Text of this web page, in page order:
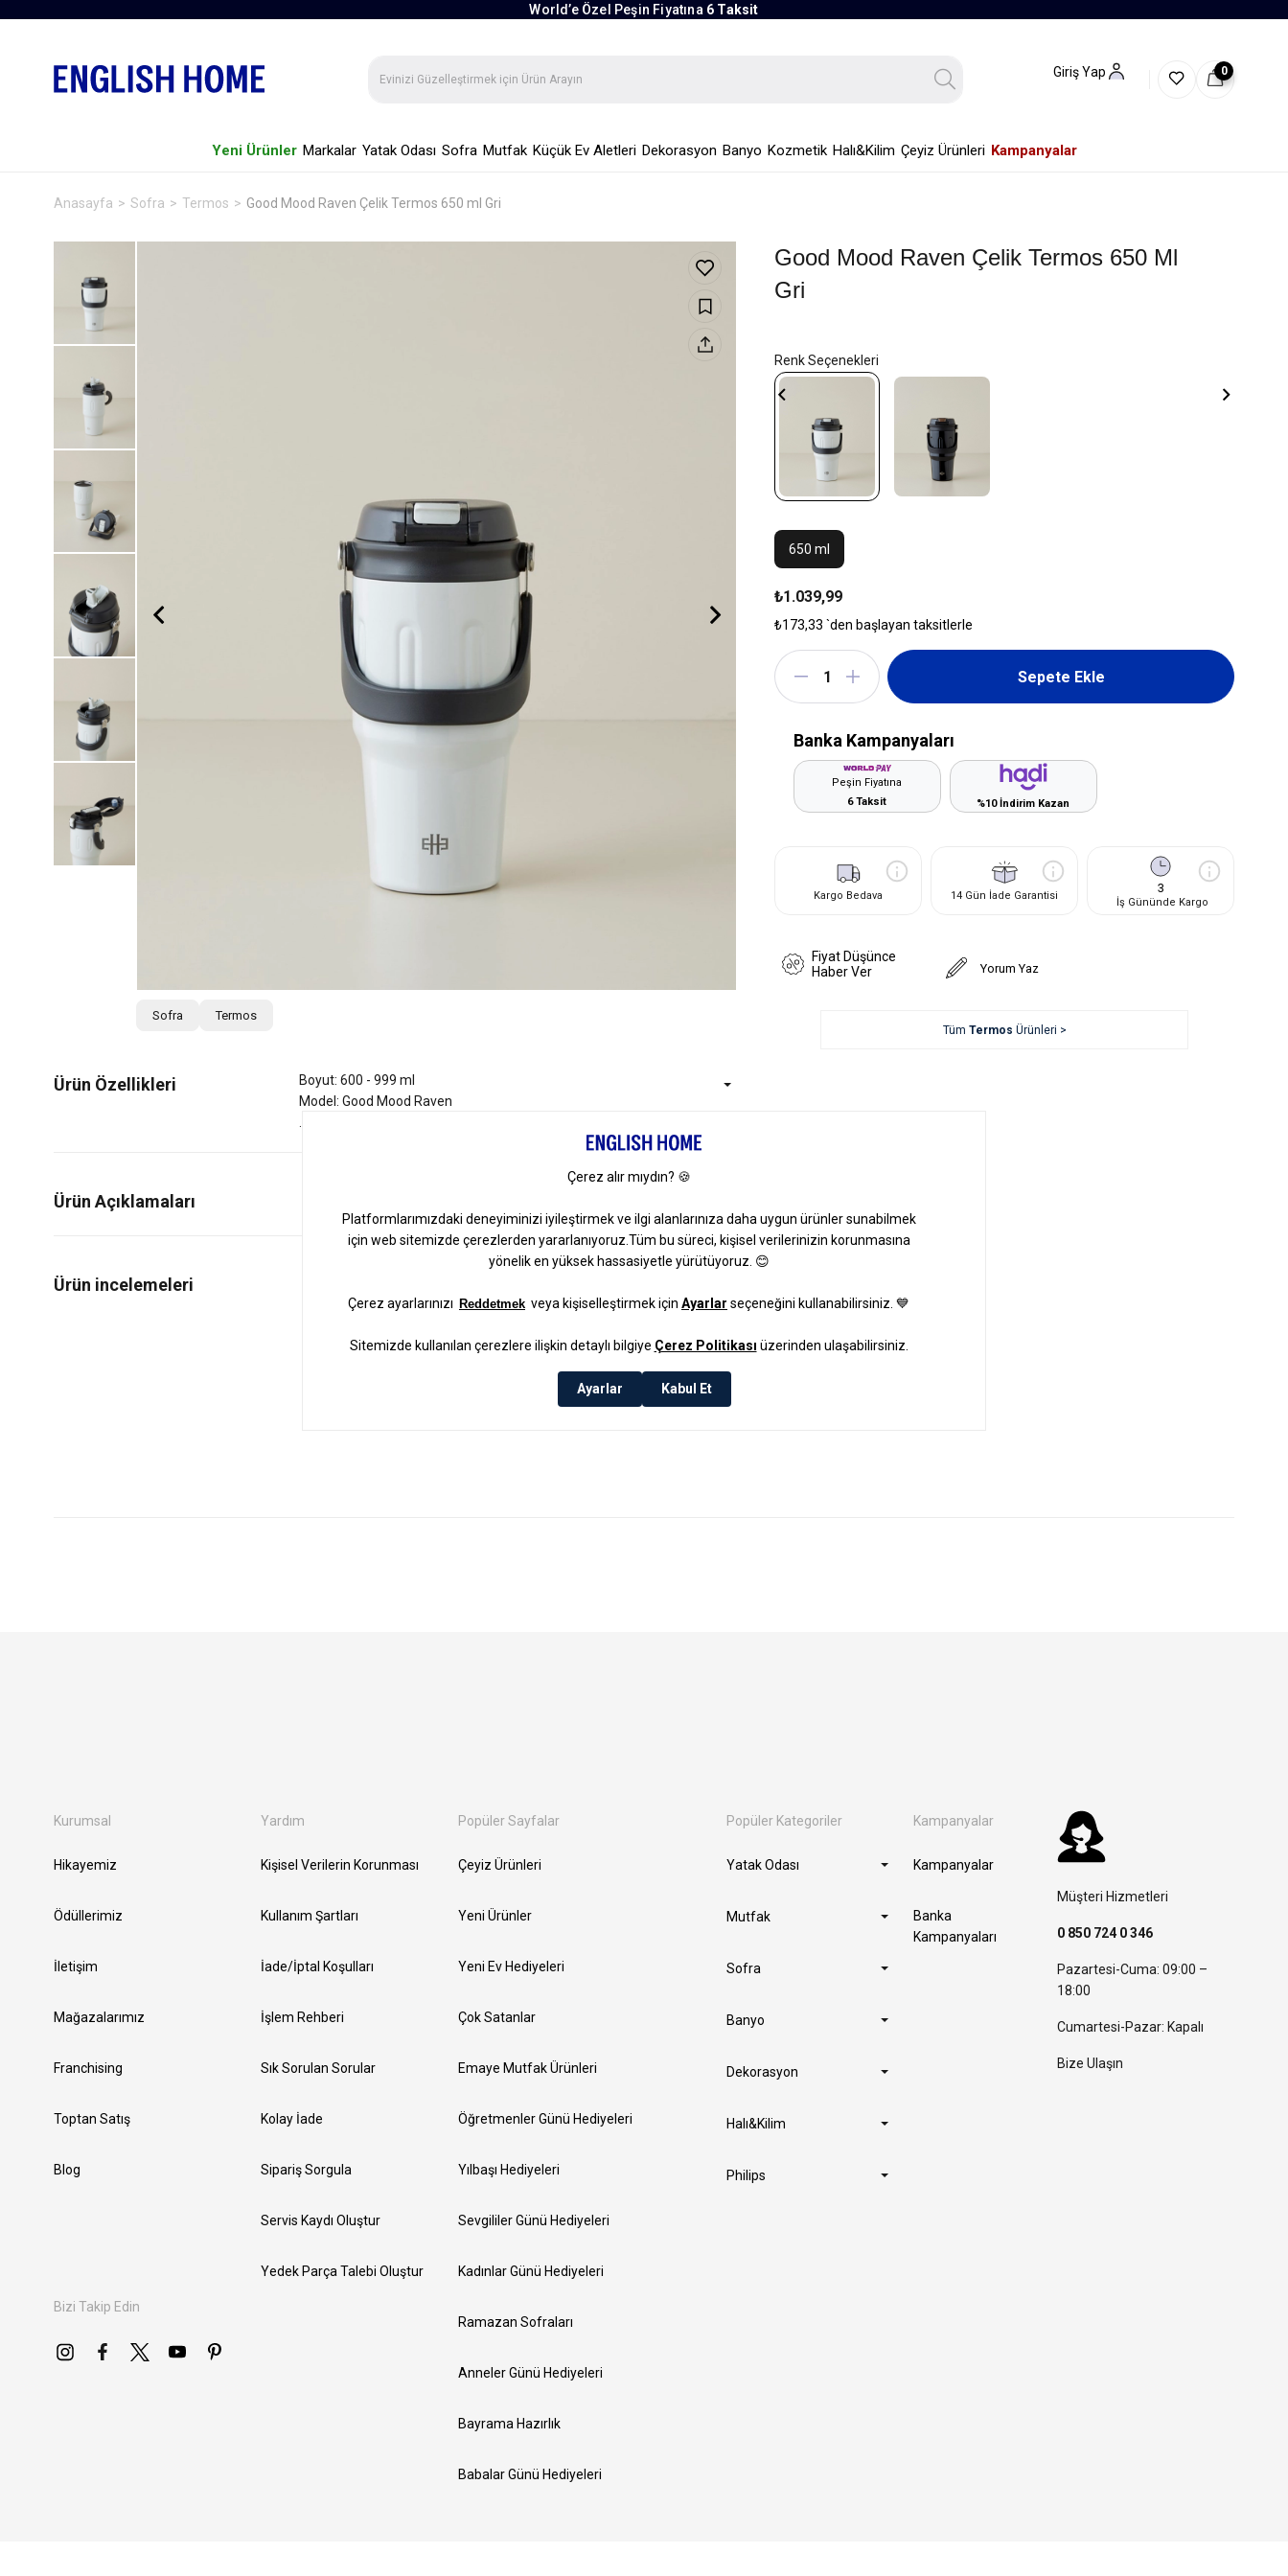
World’e Özel Peşin Fiyatına 6 Taksit
Giriş Yap 0
Yeni Ürünler Markalar Yatak Odası Sofra Mutfak Küçük Ev Aletleri Dekorasyon Banyo Kozmetik Halı&Kilim Çeyiz Ürünleri Kampanyalar
Anasayfa Sofra Termos Good Mood Raven Çelik Termos 650 ml Gri
Sofra Termos
Ürün Özellikleri
Boyut: 600 - 999 ml
Model: Good Mood Raven
Ürün Açıklamaları
Good Mood Raven Çelik Termos 650 Ml
Gri
650 ml
₺1.039,99
₺173,33 `den başlayan taksitlerle
Banka Kampanyaları
Peşin Fiyatına
6 Taksit
%10 İndirim Kazan
Kargo Bedava 14 Gün İade Garantisi 3
İş Gününde Kargo
Fiyat Düşünce
Haber Ver
Yorum Yaz
Tüm Termos Ürünleri >
Kurumsal
Hikayemiz
Ödüllerimiz
İletişim
Mağazalarımız
Franchising
Toptan Satış
Blog
Bizi Takip Edin
Yardım
Kişisel Verilerin Korunması
Kullanım Şartları
İade/İptal Koşulları
İşlem Rehberi
Sık Sorulan Sorular
Kolay İade
Sipariş Sorgula
Servis Kaydı Oluştur
Yedek Parça Talebi Oluştur
Popüler Sayfalar
Çeyiz Ürünleri
Yeni Ürünler
Yeni Ev Hediyeleri
Çok Satanlar
Emaye Mutfak Ürünleri
Öğretmenler Günü Hediyeleri
Yılbaşı Hediyeleri
Sevgililer Günü Hediyeleri
Kadınlar Günü Hediyeleri
Ramazan Sofraları
Anneler Günü Hediyeleri
Bayrama Hazırlık
Babalar Günü Hediyeleri
Popüler Kategoriler
Yatak Odası
Mutfak
Sofra
Banyo
Dekorasyon
Halı&Kilim
Philips
Kampanyalar
Kampanyalar
Banka
Kampanyaları
Müşteri Hizmetleri
0 850 724 0 346
Pazartesi-Cuma: 09:00 –
18:00
Cumartesi-Pazar: Kapalı
Bize Ulaşın